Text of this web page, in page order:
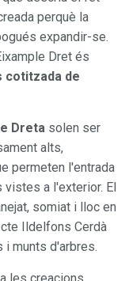
perquè la
expandir-se.
Dret és
cotitzada de
Dreta solen ser
alts,
permeten l'entrada
a l'exterior. El
somiat i lloc en
Ildelfons Cerdà
munts d'arbres.
les creacions
serveis i oferir
recomanats.
personals
conèixer els
publicitat
l'usuari.